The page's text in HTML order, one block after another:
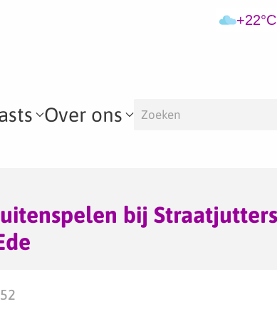
+22°C
Over ons
bij Straatjutters